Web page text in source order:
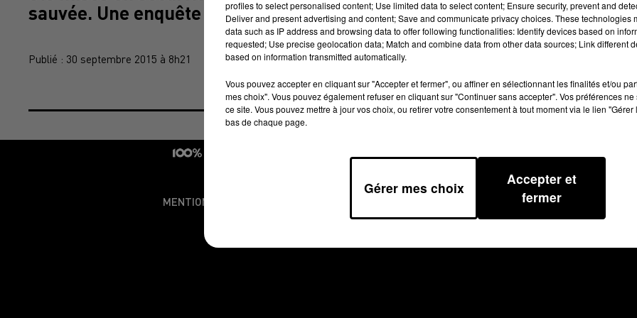
sauvée. Une enquête a été ouverte. L'acte criminel n'est pas à exclure.
Publié : 30 septembre 2015 à 8h21
MENTIONS LÉGALES REGLEMENT JEUX
profiles to select personalised content; Use limited data to select content; Ensure security, prevent and
Deliver and present advertising and content; Save and communicate privacy choices. These technologies
data such as IP address and browsing data to offer following functionalities: Identify devices based on
requested; Use precise geolocation data; Match and combine data from other data sources; Link different
based on information transmitted automatically.
Vous pouvez accepter en cliquant sur "Accepter et fermer", ou affiner en sélectionnant les finalités et/ou
mes choix". Vous pouvez également refuser en cliquant sur "Continuer sans accepter". Vos préférences
ce site. Vous pouvez mettre à jour vos choix, ou retirer votre consentement à tout moment via le lien
bas de chaque page.
Gérer mes choix
Accepter et
fermer